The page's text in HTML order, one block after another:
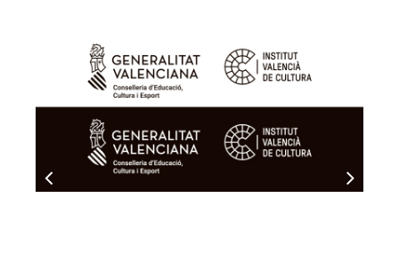
Professorat
Objectius
Banda Jove
Fes-te soci
Blog